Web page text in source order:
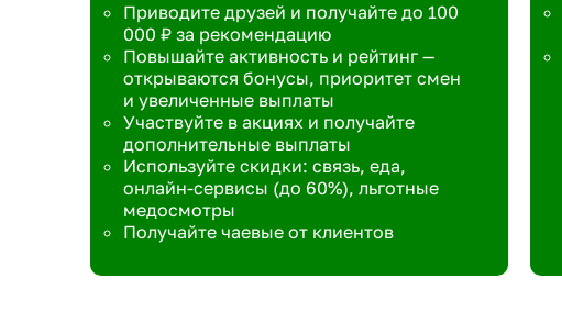
Приводите друзей и получайте до 100
000 ₽ за рекомендацию
Повышайте активность и рейтинг —
открываются бонусы, приоритет смен
и увеличенные выплаты
Участвуйте в акциях и получайте
дополнительные выплаты
Используйте скидки: связь, еда,
онлайн-сервисы (до 60%), льготные
медосмотры
Получайте чаевые от клиентов